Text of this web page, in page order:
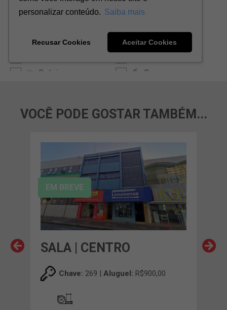
VOCÊ PODE GOSTAR TAMBÉM...
EM BREVE
SALA | CENTRO
Chave: 269 | Aluguel: R$900,00